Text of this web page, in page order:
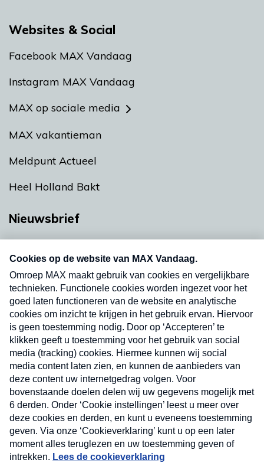
Websites & Social
Facebook MAX Vandaag
Instagram MAX Vandaag
MAX op sociale media
MAX vakantieman
Meldpunt Actueel
Heel Holland Bakt
Nieuwsbrief
Neem hier een gratis abonnement op onze
nieuwsbrief. Elke vrijdag- en dinsdagochtend in
uw mailbox.
Verzend
Nieuwsbrief
Neem hier een gratis abonnement op onze
nieuwsbrief. Elke vrijdag- en dinsdagochtend in uw